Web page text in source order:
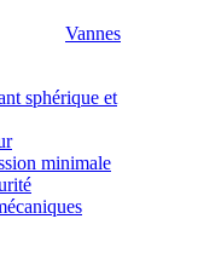
Vannes
sphérique et
minimale